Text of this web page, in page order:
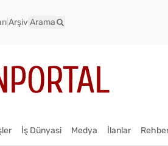
Arşiv Arama
İş Dünyasi Medya İlanlar